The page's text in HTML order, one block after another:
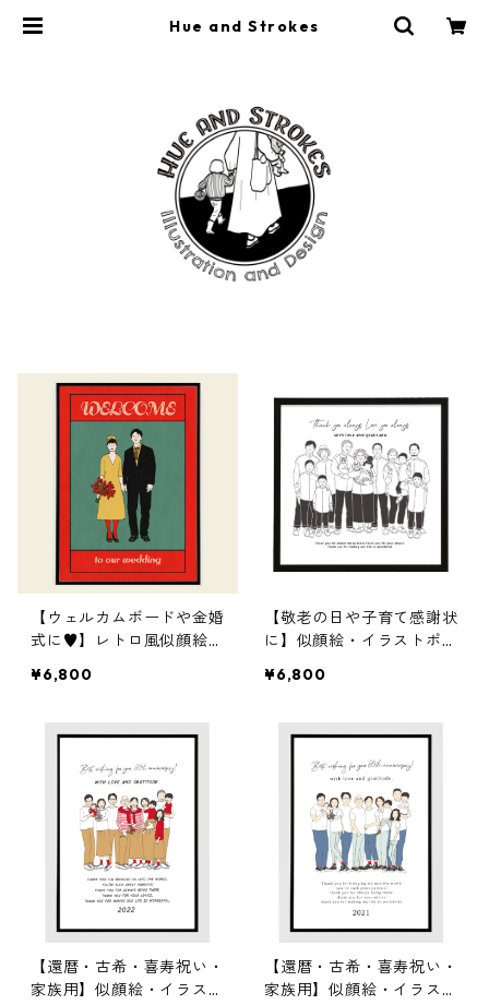
Hue and Strokes
【ウェルカムボードや金婚
式に♥】レトロ風似顔絵・
ーカー画）
¥6,800
【敬老の日や子育て感謝状
に】似顔絵・イラストポス
家族へ贈るポスターです
¥6,800
【還暦・古希・喜寿祝い・
家族用】似顔絵・イラスト
【還暦・古希・喜寿祝い・
家族用】似顔絵・イラスト